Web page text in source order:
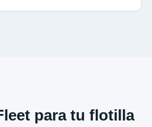
para tu flotilla